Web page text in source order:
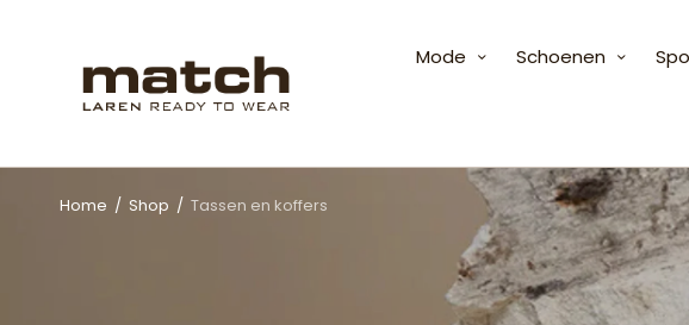
Mode Schoenen
Home / Shop / Tassen en koffers